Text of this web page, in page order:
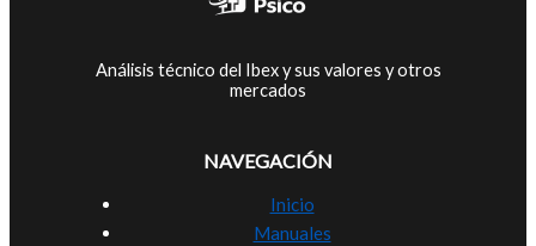
Análisis técnico del Ibex y sus valores y otros
mercados
NAVEGACIÓN
Inicio
Manuales